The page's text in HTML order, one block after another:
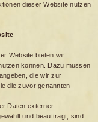
dieser Website nutzen
Website bieten wir
können. Dazu müssen
die wir zur
die zuvor genannten
Daten externer
und beauftragt, sind